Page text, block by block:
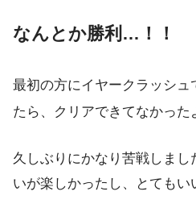
なんとか勝利…！！
最初の方にイヤークラッシュ
たら、クリアできてなかった
久しぶりにかなり苦戦しま
いが楽しかったし、とてもい